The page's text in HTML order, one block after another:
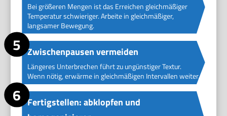
Bei größeren Mengen ist das Erreichen gleichmäßiger
Temperatur schwieriger. Arbeite in gleichmäßiger,
langsamer Bewegung.
Zwischenpausen vermeiden
Längeres Unterbrechen führt zu ungünstiger Textur.
Wenn nötig, erwärme in gleichmäßigen Intervallen weiter.
Fertigstellen: abklopfen und